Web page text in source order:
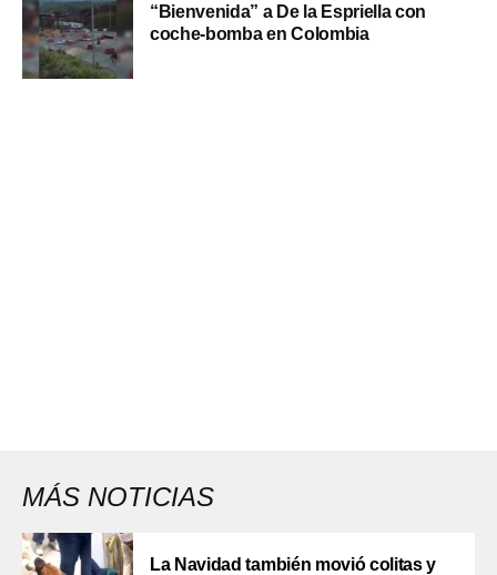
“Bienvenida” a De la Espriella con
coche-bomba en Colombia
MÁS NOTICIAS
La Navidad también movió colitas y